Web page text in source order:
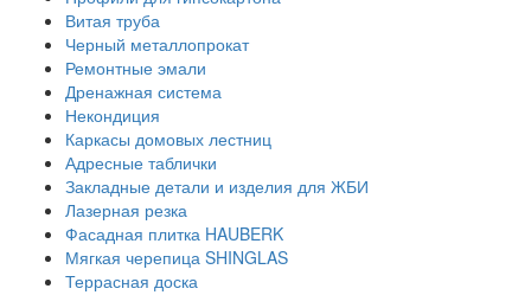
Витая труба
Черный металлопрокат
Ремонтные эмали
Дренажная система
Некондиция
Каркасы домовых лестниц
Адресные таблички
Закладные детали и изделия для ЖБИ
Лазерная резка
Фасадная плитка HAUBERK
Мягкая черепица SHINGLAS
Террасная доска